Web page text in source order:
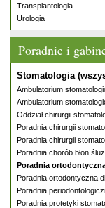
Transplantologia
Urologia
Poradnie i
Stomatologia
Ambulatorium
Ambulatorium
Oddział chirurgii
Poradnia chirurgii
Poradnia chirurgii
Poradnia chorób błon
Poradnia
Poradnia ortodontyczna
Poradnia
Poradnia protetyki